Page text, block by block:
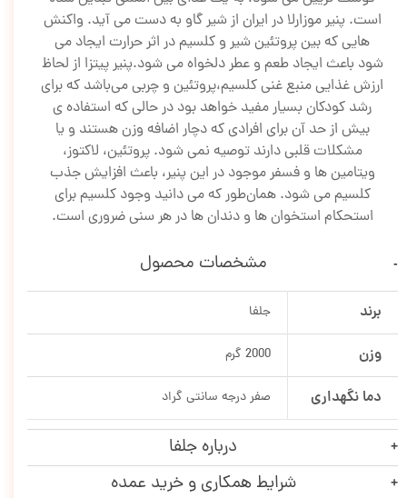
است. پنیر موزارلا در ایران از شیر گاو به دست می آید. واکنش
هایی که بین پروتئین شیر و کلسیم در اثر حرارت ایجاد می
شود باعث ایجاد طعم و عطر دلخواه می شود.پنیر پیتزا از لحاظ
ارزش غذایی منبع غنی کلسیم،پروتئین و چربی می‌باشد که برای
رشد کودکان بسیار مفید خواهد بود در حالی که استفاده ی
بیش از حد آن برای افرادی که دچار اضافه وزن هستند و یا
مشکلات قلبی دارند توصیه نمی شود. پروتئین، لاکتوز،
ویتامین ها و فسفر موجود در این پنیر، باعث افزایش جذب
کلسیم می شود. همان‌طور که می دانید وجود کلسیم برای
استحکام استخوان ها و دندان ها در هر سنی ضروری است.
مشخصات محصول
برند جلفا
وزن 2000 گرم
دما نگهداری صفر درجه سانتی گراد
درباره جلفا
شرایط همکاری و خرید عمده